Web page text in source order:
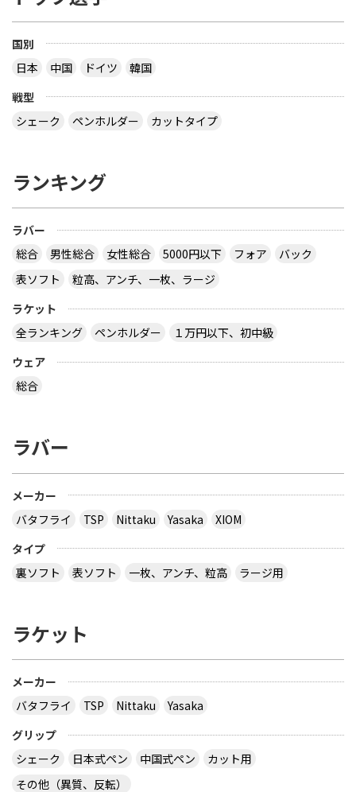
国別
日本
中国 ドイツ
韓国
戦型
シェーク
ペンホルダー カットタイプ
ランキング
ラバー
総合
男性総合 女性総合 5000円以下 フォア
バック
表ソフト
粒高、アンチ、一枚、ラージ
ラケット
全ランキング
ペンホルダー
１万円以下、初中級
ウェア
総合
ラバー
メーカー
バタフライ
TSP Nittaku Yasaka
XIOM
タイプ
裏ソフト
表ソフト 一枚、アンチ、粒高 ラージ用
ラケット
メーカー
バタフライ
TSP Nittaku
Yasaka
グリップ
シェーク
日本式ペン 中国式ペン
カット用
その他（異質、反転）